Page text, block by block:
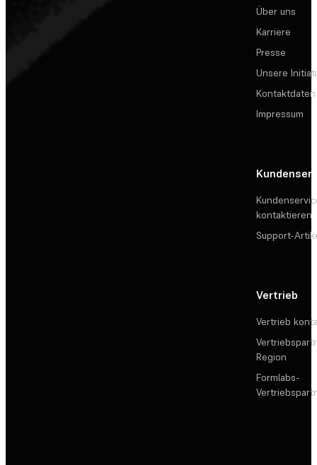
Über uns
Karriere
Presse
Unsere
Kontaktdaten
Impressum
kontaktieren
Support-
Vertrieb
Vertrieb
Region
Formlabs-